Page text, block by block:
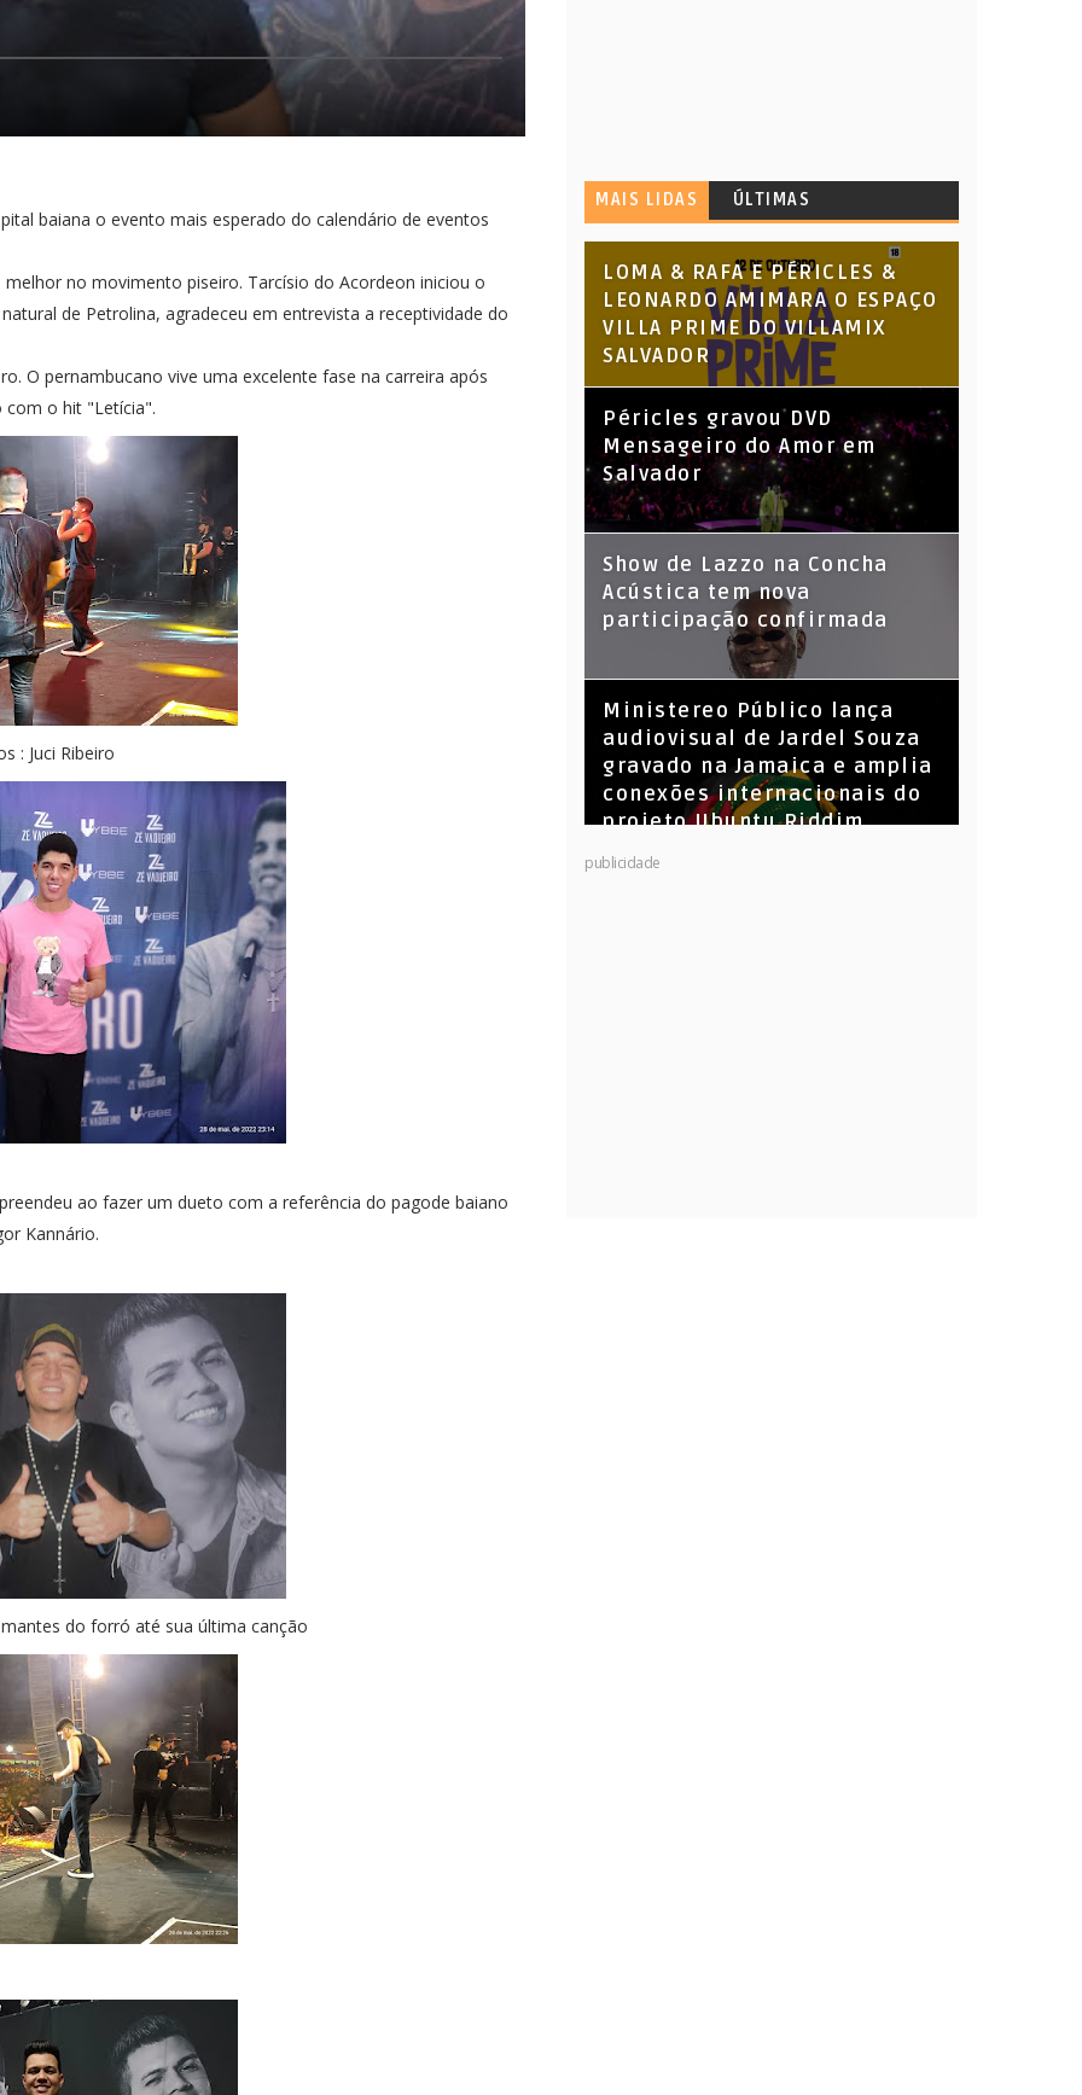
baiana o evento mais esperado do calendário de eventos
no movimento piseiro. Tarcísio do Acordeon iniciou o
de Petrolina, agradeceu em entrevista a receptividade do
O pernambucano vive uma excelente fase na carreira após
com o hit "Letícia".
: Juci Ribeiro
ao fazer um dueto com a referência do pagode baiano
Kannário.
do forró até sua última canção
MAIS LIDAS ÚLTIMAS
LOMA & RAFA E PÉRICLES &
LEONARDO AMIMARA O ESPAÇO
VILLA PRIME DO VILLAMIX
SALVADOR
Péricles gravou DVD
Mensageiro do Amor em
Salvador
Show de Lazzo na Concha
Acústica tem nova
participação confirmada
​Ministereo Público lança
audiovisual de Jardel Souza
gravado na Jamaica e amplia
conexões internacionais do
projeto Ubuntu Riddim
KL Jay (Racionais MC’s), DJ
publicidade